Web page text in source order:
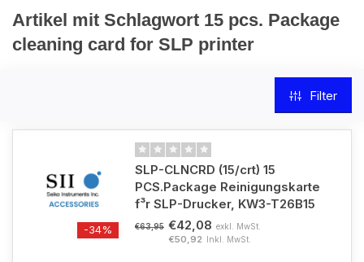
Artikel mit Schlagwort 15 pcs. Package
cleaning card for SLP printer
Filter
-34%
SLP-CLNCRD (15/crt) 15
PCS.Package Reinigungskarte
f³r SLP-Drucker, KW3-T26B15
€63,95 €42,08 exkl. MwSt.
€50,92 Inkl. MwSt.